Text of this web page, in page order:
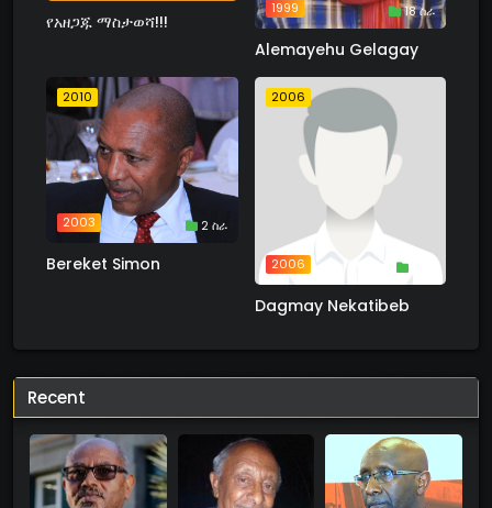
የአዘጋጁ ማስታወሻ!!!
1999 18 ስራ
Alemayehu Gelagay
2010
2003 2 ስራ
Bereket Simon
2006
2006
Dagmay Nekatibeb
Recent